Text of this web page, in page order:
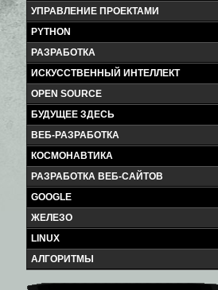
УПРАВЛЕНИЕ ПРОЕКТАМИ
PYTHON
РАЗРАБОТКА
ИСКУССТВЕННЫЙ ИНТЕЛЛЕКТ
OPEN SOURCE
БУДУЩЕЕ ЗДЕСЬ
ВЕБ-РАЗРАБОТКА
КОСМОНАВТИКА
РАЗРАБОТКА ВЕБ-САЙТОВ
GOOGLE
ЖЕЛЕЗО
LINUX
АЛГОРИТМЫ